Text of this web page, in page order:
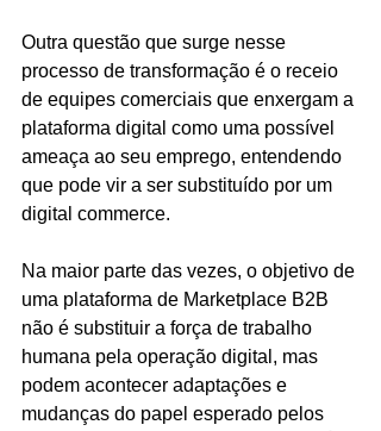
Outra questão que surge nesse
processo de transformação é o receio
de equipes comerciais que enxergam a
plataforma digital como uma possível
ameaça ao seu emprego, entendendo
que pode vir a ser substituído por um
digital commerce.
Na maior parte das vezes, o objetivo de
uma plataforma de Marketplace B2B
não é substituir a força de trabalho
humana pela operação digital, mas
podem acontecer adaptações e
mudanças do papel esperado pelos